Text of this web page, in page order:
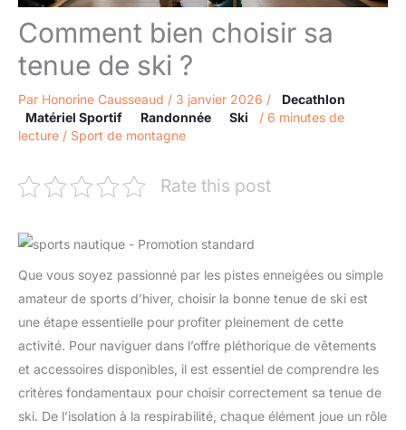
Comment bien choisir sa
tenue de ski ?
Par Honorine Causseaud / 3 janvier 2026 /
Decathlon
Matériel Sportif
Randonnée Ski / 6 minutes de
lecture / Sport de montagne
Rate this post
Que vous soyez passionné par les pistes enneigées ou simple
amateur de sports d’hiver, choisir la bonne tenue de ski est
une étape essentielle pour profiter pleinement de cette
activité. Pour naviguer dans l’offre pléthorique de vêtements
et accessoires disponibles, il est essentiel de comprendre les
critères fondamentaux pour choisir correctement sa tenue de
ski. De l’isolation à la respirabilité, chaque élément joue un rôle